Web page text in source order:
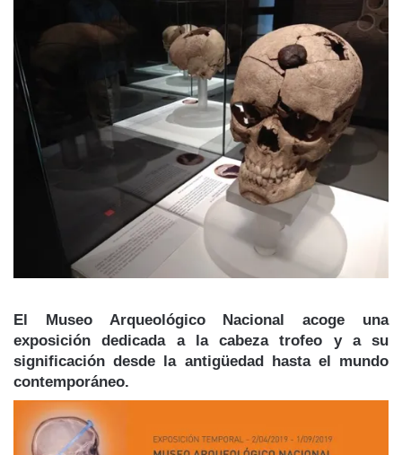
El Museo Arqueológico Nacional acoge una
exposición dedicada a la cabeza trofeo y a su
significación desde la antigüedad hasta el mundo
contemporáneo.